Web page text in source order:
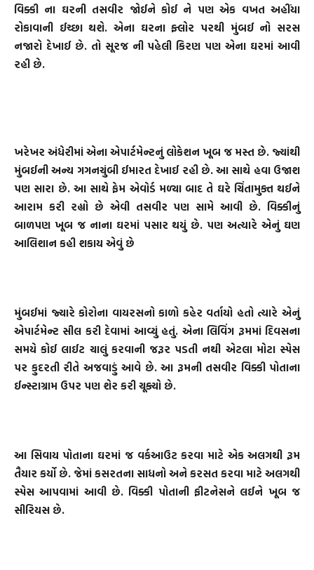
વિક્કી ના ઘરની તસવીર જોઈને કોઈ ને પણ એક વખત અહીંયા
રોકાવાની ઈચ્છા થશે. એના ઘરના ફ્લોર પરથી મુંબઈ નો સરસ
નજારો દેખાઈ છે. તો સૂરજ ની પહેલી કિરણ પણ એના ઘરમાં આવી
રહી છે.
ખરેખર અંધેરીમાં એના એપાર્ટમેન્ટનું લોકેશન ખૂબ જ મસ્ત છે. જ્યાંથી
મુંબઈની અન્ય ગગનચુંબી ઈમારત દેખાઈ રહી છે. આ સાથે હવા ઉજાશ
પણ સારા છે. આ સાથે ફેમ એવોર્ડ મળ્યા બાદ તે ઘરે ચિંતામુક્ત થઈને
આરામ કરી રહ્યો છે એવી તસવીર પણ સામે આવી છે. વિક્કીનું
બાળપણ ખૂબ જ નાના ઘરમાં પસાર થયું છે. પણ અત્યારે એનું ઘણ
આલિશાન કહી શકાય એવું છે
મુંબઈમાં જ્યારે કોરોના વાયરસનો કાળો કહેર વર્તાયો હતો ત્યારે એનું
એપાર્ટમેન્ટ સીલ કરી દેવામાં આવ્યું હતું. એના લિવિંગ રૂમમાં દિવસના
સમયે કોઈ લાઈટ ચાલું કરવાની જરૂર પડતી નથી એટલા મોટા સ્પેસ
પર કુદરતી રીતે અજવાડું આવે છે. આ રૂમની તસવીર વિક્કી પોતાના
ઈન્સ્ટાગ્રામ ઉપર પણ શેર કરી ચૂક્યો છે.
આ સિવાય પોતાના ઘરમાં જ વર્કઆઉટ કરવા માટે એક અલગથી રૂમ
તૈયાર કર્યો છે. જેમાં કસરતના સાધનો અને કરસત કરવા માટે અલગથી
સ્પેસ આપવામાં આવી છે. વિક્કી પોતાની ફીટનેસને લઈને ખૂબ જ
સીરિયસ છે.